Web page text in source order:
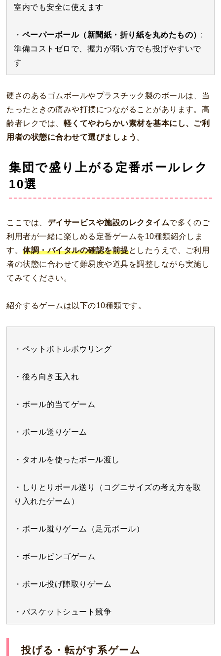
室内でも安全に使えます
・ ペーパーボール（新聞紙・折り紙を丸めたもの） :
準備コストゼロで、握力が弱い方でも投げやすいで
す
硬さのあるゴムボールやプラスチック製のボールは、当
たったときの痛みや打撲につながることがあります。高
齢者レクでは、 軽くてやわらかい素材を基本にし、ご利
用者の状態に合わせて選びましょう 。
集団で盛り上がる定番ボールレク
10選
ここでは、 デイサービスや施設のレクタイムで多くのご
利用者が一緒に楽しめる定番ゲームを10種類紹介しま
す。体調・バイタルの確認を前提としたうえで、ご利用
者の状態に合わせて難易度や道具を調整しながら実施し
てみてください。
紹介するゲームは以下の10種類です。
・ペットボトルボウリング
・後ろ向き玉入れ
・ボール的当てゲーム
・ボール送りゲーム
・タオルを使ったボール渡し
・しりとりボール送り（コグニサイズの考え方を取
り入れたゲーム）
・ボール蹴りゲーム（足元ボール）
・ボールビンゴゲーム
・ボール投げ陣取りゲーム
・バスケットシュート競争
投げる・転がす系ゲーム